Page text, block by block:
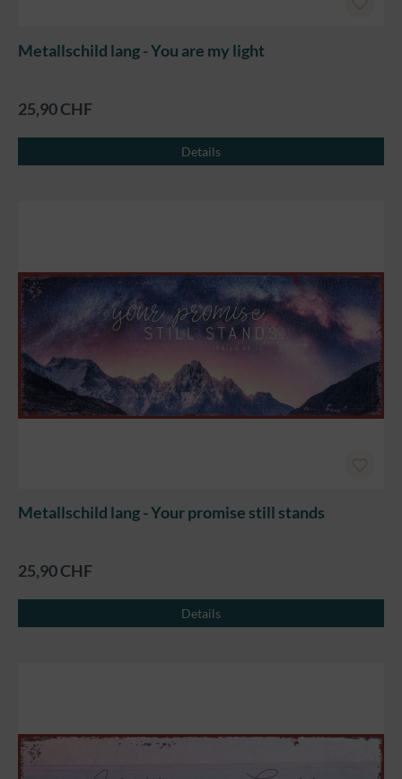
Metallschild lang - You are my light
25,90 CHF
Details
Metallschild lang - Your promise still stands
25,90 CHF
Details